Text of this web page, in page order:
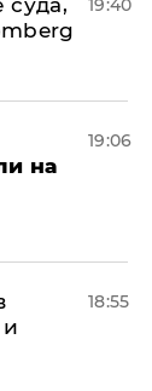
на
19:06
18:55